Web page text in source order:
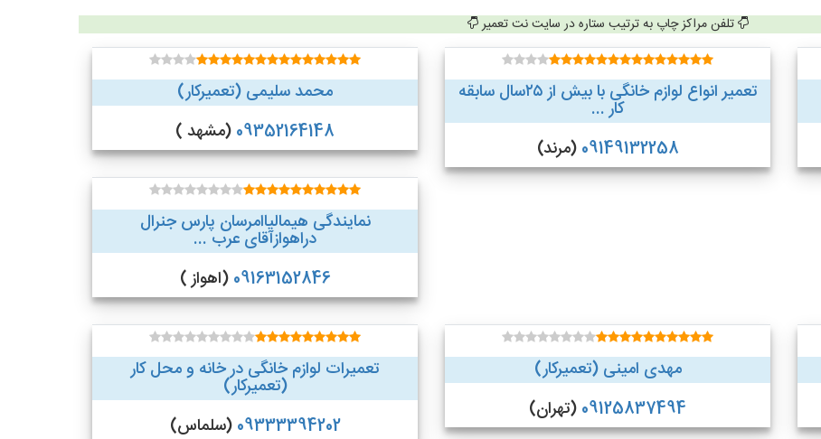
تلفن مراکز چاپ به ترتیب ستاره در سایت نت تعمیر
تعمیر انواع لوازم خانگی با بیش از ۲۵سال سابقه
کار ...
09149132258 (مرند)
محمد سلیمی (تعمیرکار)
09352164148 (مشهد )
نمایندگی هیمالیاامرسان پارس جنرال
دراهوازآقای عرب ...
09163152846 (اهواز )
مهدی امینی (تعمیرکار)
09125837494 (تهران)
تعمیرات لوازم خانگی در خانه و محل کار
(تعمیرکار)
09333394202 (سلماس)